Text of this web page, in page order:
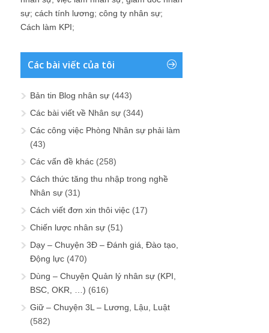
sự; cách tính lương; công ty nhân sự;
Cách làm KPI;
Các bài viết của tôi
Bản tin Blog nhân sự (443)
Các bài viết về Nhân sự (344)
Các công việc Phòng Nhân sự phải làm
(43)
Các vấn đề khác (258)
Cách thức tăng thu nhập trong nghề
Nhân sự (31)
Cách viết đơn xin thôi việc (17)
Chiến lược nhân sự (51)
Dạy – Chuyện 3Đ – Đánh giá, Đào tạo,
Động lực (470)
Dùng – Chuyện Quản lý nhân sự (KPI,
BSC, OKR, …) (616)
Giữ – Chuyện 3L – Lương, Lậu, Luật
(582)